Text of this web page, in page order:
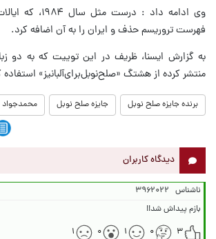
وی ادامه داد :
فهرست تروریسم حذف و ایران را به آن اضافه کرد.
به گزارش ایسنا، ظریف در این توییت که به دو
منتشر کرده از هشتگ «صلح‌نوبل‌برای‌آلبانیز»
برنده جایزه صلح نوبل جایزه صلح نوبل
دیدگاه کاربران
ناشناس ۳۹۶۲۰۲۲
بازم پیداش شد!!
۳
۰ ۱ ۰ ۱